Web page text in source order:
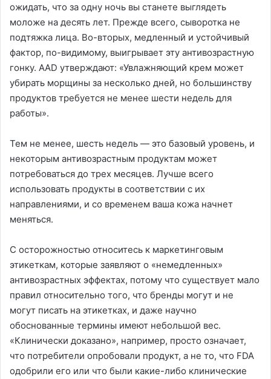
ожидать, что за одну ночь вы станете выглядеть
моложе на десять лет. Прежде всего, сыворотка не
подтяжка лица. Во-вторых, медленный и устойчивый
фактор, по-видимому, выигрывает эту антивозрастную
гонку. AAD утверждают: «Увлажняющий крем может
убирать морщины за несколько дней, но большинству
продуктов требуется не менее шести недель для
работы».
Тем не менее, шесть недель — это базовый уровень, и
некоторым антивозрастным продуктам может
потребоваться до трех месяцев. Лучше всего
использовать продукты в соответствии с их
направлениями, и со временем ваша кожа начнет
меняться.
С осторожностью относитесь к маркетинговым
этикеткам, которые заявляют о «немедленных»
антивозрастных эффектах, потому что существует мало
правил относительно того, что бренды могут и не
могут писать на этикетках, и даже научно
обоснованные термины имеют небольшой вес.
«Клинически доказано», например, просто означает,
что потребители опробовали продукт, а не то, что FDA
одобрили его или что были какие-либо клинические